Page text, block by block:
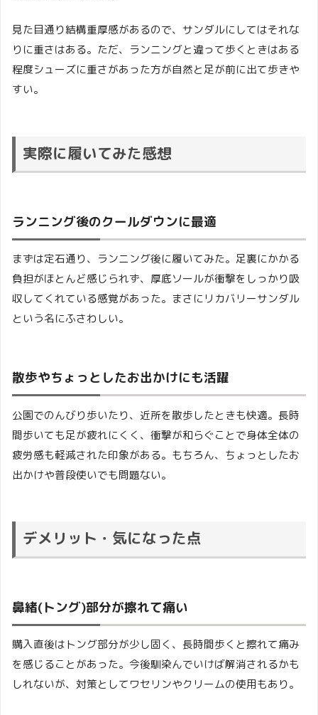
見た目通り結構重厚感があるので、サンダルにしてはそれな
りに重さはある。ただ、ランニングと違って歩くときはある
程度シューズに重さがあった方が自然と足が前に出て歩きや
すい。
実際に履いてみた感想
ランニング後のクールダウンに最適
まずは定石通り、ランニング後に履いてみた。足裏にかかる
負担がほとんど感じられず、厚底ソールが衝撃をしっかり吸
収してくれている感覚があった。まさにリカバリーサンダル
という名にふさわしい。
散歩やちょっとしたお出かけにも活躍
公園でのんびり歩いたり、近所を散歩したときも快適。長時
間歩いても足が疲れにくく、衝撃が和らぐことで身体全体の
疲労感も軽減された印象がある。もちろん、ちょっとしたお
出かけや普段使いでも問題ない。
デメリット・気になった点
鼻緒(トング)部分が擦れて痛い
購入直後はトング部分が少し固く、長時間歩くと擦れて痛み
を感じることがあった。今後馴染んでいけば解消されるかも
しれないが、対策としてワセリンやクリームの使用もあり。